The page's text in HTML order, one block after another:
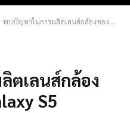
พบปัญหาในการผลิตเลนส์กล้องของ Samsung Galaxy S5
ตเลนส์กล้อง
S5